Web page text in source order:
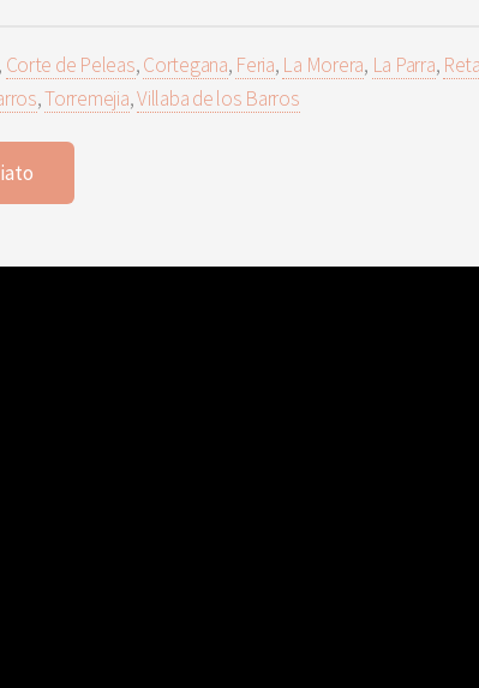
, Corte de Peleas,Cortegana, Feria, La Morera, La Parra,
,Torremejia,Villaba de los Barros